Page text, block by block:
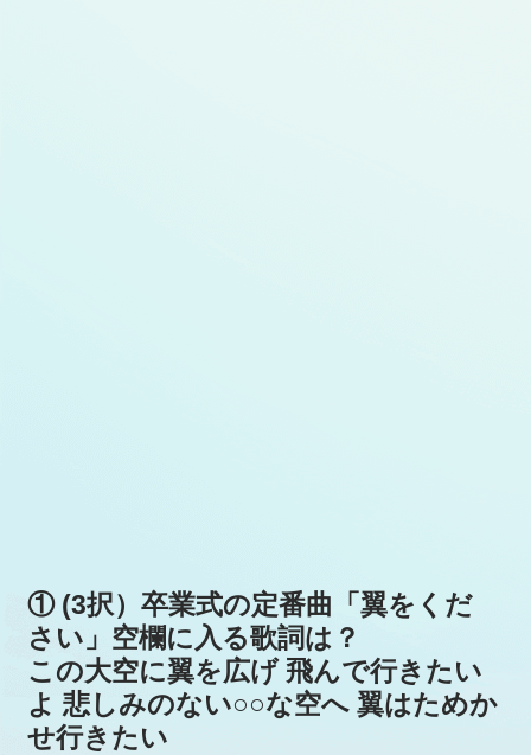
① (3択）卒業式の定番曲「翼をくだ
さい」空欄に入る歌詞は？
この大空に翼を広げ 飛んで行きたい
よ 悲しみのない○○な空へ 翼はためか
せ行きたい